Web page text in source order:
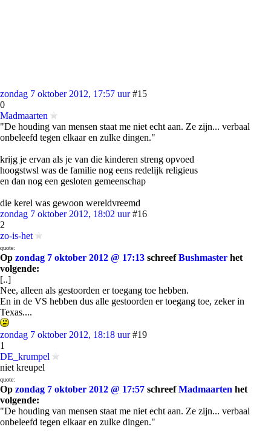
zondag 7 oktober 2012, 17:57 uur #15
0
Madmaarten
"De houding van mensen staat me niet echt aan. Ze zijn... verbaal
onbeleefd tegen elkaar en zulke dingen."
krijg je ervan als je van die kinderen streng opvoed
hoogstwsl was de familie nog eens redelijk religieus
en dan nog een gesloten gemeenschap
die kerel was gewoon wereldvreemd
zondag 7 oktober 2012, 18:02 uur #16
2
zo-is-het
quote:
Op zondag 7 oktober 2012 @ 17:13 schreefBushmaster het
volgende:
[..]
Nee, alleen als gestoorden er toegang toe hebben.
En in de VS hebben dus alle gestoorden er toegang toe, zeker in
Texas....
zondag 7 oktober 2012, 18:18 uur #19
1
DE_krumpel
niet kreupel
quote:
Op zondag 7 oktober 2012 @ 17:57 schreefMadmaarten het
volgende:
"De houding van mensen staat me niet echt aan. Ze zijn... verbaal
onbeleefd tegen elkaar en zulke dingen."